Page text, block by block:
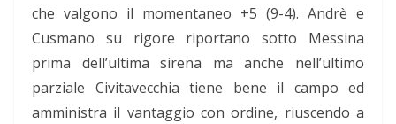
che valgono il momentaneo +5 (9-4). Andrè e
Cusmano su rigore riportano sotto Messina
prima dell’ultima sirena ma anche nell’ultimo
parziale Civitavecchia tiene bene il campo ed
amministra il vantaggio con ordine, riuscendo a